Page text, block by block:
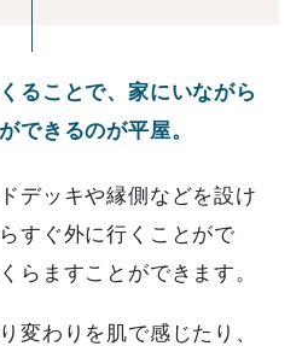
ることで、家にいながら
できるのが平屋。
デッキや縁側などを設け
すぐ外に行くことがで
らますことができます。
変わりを肌で感じたり、